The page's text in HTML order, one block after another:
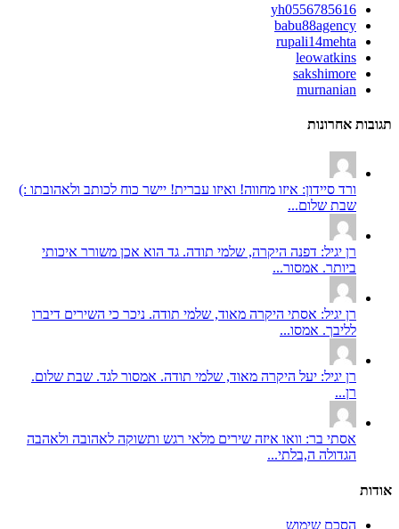
yh0556785616
babu88agency
rupali14mehta
leowatkins
sakshimore
murnanian
תגובות אחרונות
ורד סיידון: איזו מחווה! ואיזו עברית! יישר כוח לכותב ולאהובתו :)
שבת שלום...
רן יגיל: דפנה היקרה, שלמי תודה. גד הוא אכן משורר איכותי
ביותר. אמסור...
רן יגיל: אסתי היקרה מאוד, שלמי תודה. ניכר כי השירים דיברו
לליבך. אמסו...
רן יגיל: יעל היקרה מאוד, שלמי תודה. אמסור לגד. שבת שלום.
רן...
אסתי בר: וואו איזה שירים מלאי רגש ותשוקה לאהובה ולאהבה
הגדולה ה,בלתי...
אודות
הסכם שימוש